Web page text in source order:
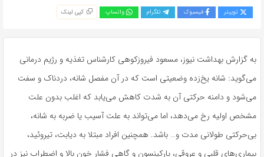
توییتر فیسبوک تلگرام واتساپ کپی لینک
به گزارش بهداشت نیوز، مسعود فیروزکوهی کارشناس تغذیه و رژیم درمانی
می‌گوید: شانه یخ‌زده وضعیتی است که در آن مفصل شانه، دردناک و سفت
می‌شود و دامنه حرکتی آن به شدت کاهش می‌یابد که اغلب بدون علت
مشخص اولیه رخ می‌دهد، اما می‌تواند به علت آسیب یا ضربه به شانه،
بی‌حرکتی طولانی‌ مدت و… باشد. همچنین افراد مبتلا به دیابت، تیروئید،
بیماری‌های قلبی و عروقی، پارکینسون و گاهی فشار خون بالا و اضطراب نیز در